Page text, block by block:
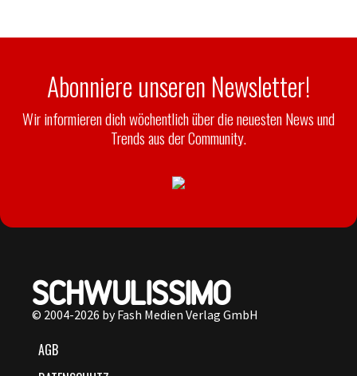
Abonniere unseren Newsletter!
Wir informieren dich wöchentlich über die neuesten News und
Trends aus der Community.
© 2004-2026 by Fash Medien Verlag GmbH
AGB